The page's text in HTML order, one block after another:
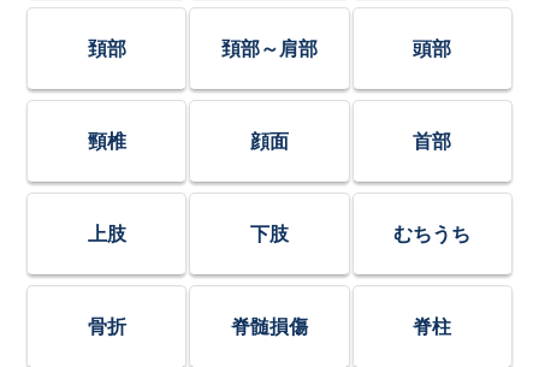
頚部 頚部～肩部 頭部
頸椎 顔面 首部
上肢 下肢 むちうち
骨折 脊髄損傷 脊柱